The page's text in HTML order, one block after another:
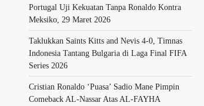
Portugal Uji Kekuatan Tanpa Ronaldo Kontra
Meksiko, 29 Maret 2026
Taklukkan Saints Kitts and Nevis 4-0, Timnas
Indonesia Tantang Bulgaria di Laga Final FIFA
Series 2026
Cristian Ronaldo ‘Puasa’ Sadio Mane Pimpin
Comeback AL-Nassar Atas AL-FAYHA